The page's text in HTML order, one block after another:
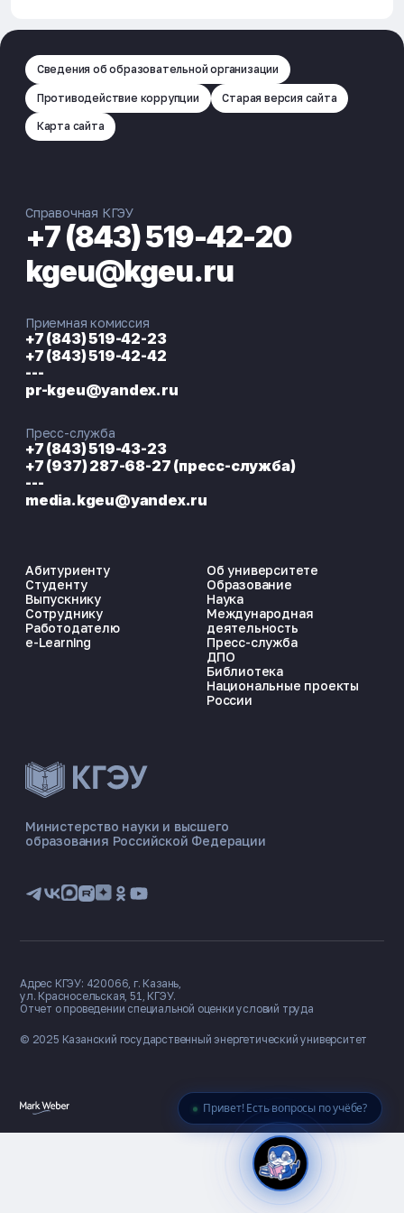
Привет! Есть вопросы по учёбе?
ЭНЕРГОКОД — ПОМОЩНИК КГЭУ
📋 Приёмная комиссия
🏠 Общежитие
Сведения об образовательной организации
Противодействие коррупции Старая версия сайта
Карта сайта
Министерство науки и высшего
образования Российской Федерации
Абитуриенту
Студенту
Выпускнику
Сотруднику
Работодателю
e-Learning
Об университете
Образование
Наука
Международная
деятельность
Пресс-служба
ДПО
Библиотека
Национальные проекты
России
Справочная КГЭУ
+7 (843) 519-42-20
kgeu@kgeu.ru
Приемная комиссия
+7 (843) 519-42-23
+7 (843) 519-42-42
---
pr-kgeu@yandex.ru
Пресс-служба
+7 (843) 519-43-23
+7 (937) 287-68-27 (пресс-служба)
---
media.kgeu@yandex.ru
© 2025 Казанский государственный энергетический университет
Адрес КГЭУ: 420066, г. Казань,
ул. Красносельская, 51, КГЭУ.
Отчет о проведении специальной оценки условий труда